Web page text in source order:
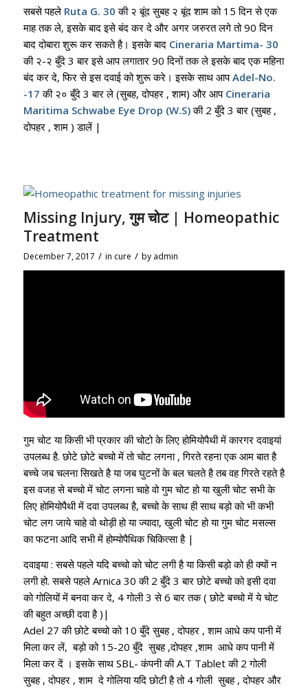
सबसे पहले Ruta G. 30 की २ बूंद सुबह २ बूंद शाम को 15 दिन से एक
माह तक ले, इसके बाद इसे बंद कर दे और अगर जरुरत लगे तो 90 दिन
बाद दोबारा शुरू कर सकते है। इसके बाद Cineraria Martima- 30
की २-२ बुँदे 3 बार इसे आप लगातार 90 दिनों तक ले इसके बाद एक महिना
बंद कर दे, फिर से इस दवाई को शुरू करे। इसके साथ आपAdel-No.
-17 की २० बुँदे 3 बार ले (सुबह, दोपहर , शाम) और आप Cineraria
Maritima Schwabe Eye Drop (W.S)की 2 बुँदे 3 बार (सुबह ,
दोपहर , शाम ) डालें |
Missing Injury, गुम चोट | Homeopathic
Treatment
December 7, 2017 / in cure / by admin
गुम चोट या किसी भी प्रकार की चोटो के लिए होमियोपैथी में कारगर दवाइयां
उपलब्ध है. छोटे छोटे बच्चो में तो चोट लगना , गिरते रहना एक आम बात है
बच्चे जब चलना सिखते है या जब घुटनों के बल चलते है तब वह गिरते रहते है
इस वजह से बच्चो में चोट लगना चाहे वो गुम चोट हो या खुली चोट सभी के
लिए होमियोपैथी में दवा उपलब्ध है, बच्चो के साथ ही साथ बड़ो को भी कभी
चोट लग जाये चाहे वो थोड़ी हो या ज्यादा, खुली चोट हो या गुम चोट मसल्स
का फटना आदि सभी में होम्योपैथिक चिकित्सा है |
दवाइया : सबसे पहले यदि बच्चो को चोट लगी है या किसी बड़ो को ही क्यों न
लगी हो. सबसे पहले Arnica 30 की 2 बुँदे 3 बार छोटे बच्चो को इसी दवा
को गोलियों में बनवा कर दे, 4 गोली 3 से 6 बार तक ( छोटे बच्चो में ये चोट
की बहुत अच्छी दवा है )|
Adel 27 की छोटे बच्चो को 10 बुँदे सुबह , दोपहर , शाम आधे कप पानी में
मिला कर लें, बड़ो को 15-20 बुँदे सुबह ,दोपहर ,शाम आधे कप पानी में
मिला कर दें । इसके साथ SBL- कंपनी की A.T Tablet की 2 गोली
सुबह , दोपहर , शाम दे गोलिया यदि छोटी है तो 4 गोली सुबह , दोपहर और